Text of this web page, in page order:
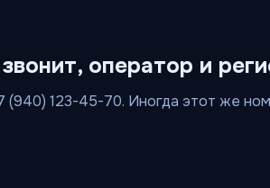
оператор и
(940) 123-45-70. Иногда этот же